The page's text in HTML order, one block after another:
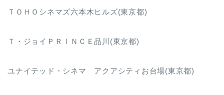
ＴＯＨＯシネマズ六本木ヒルズ(東京都)
Ｔ・ジョイＰＲＩＮＣＥ品川(東京都)
ユナイテッド・シネマ アクアシティお台場(東京都)